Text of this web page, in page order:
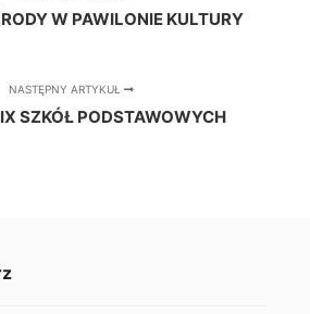
W PAWILONIE KULTURY
NASTĘPNY ARTYKUŁ
SZKÓŁ PODSTAWOWYCH